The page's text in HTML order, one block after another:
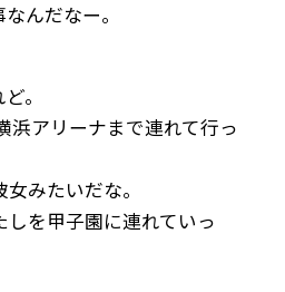
んだなー。
。
浜アリーナまで連れて行っ
みたいだな。
を甲子園に連れていっ